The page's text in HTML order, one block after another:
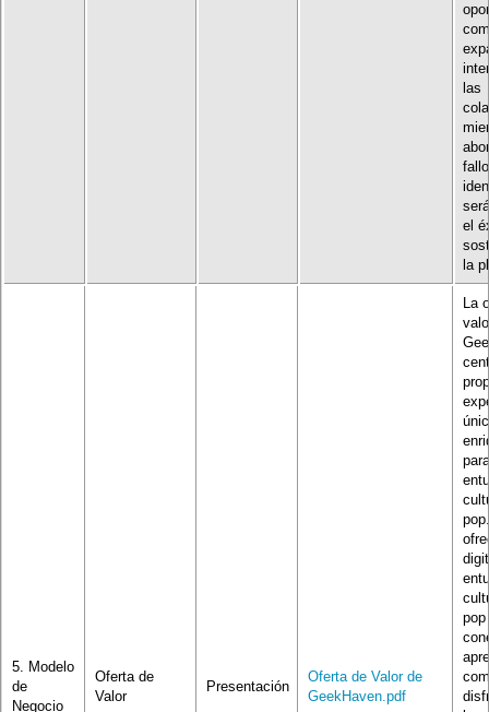
las
el
la
5. Modelo
de
Negocio
Oferta de
Valor
Presentación
Oferta de Valor de
GeekHaven.pdf
La
pop